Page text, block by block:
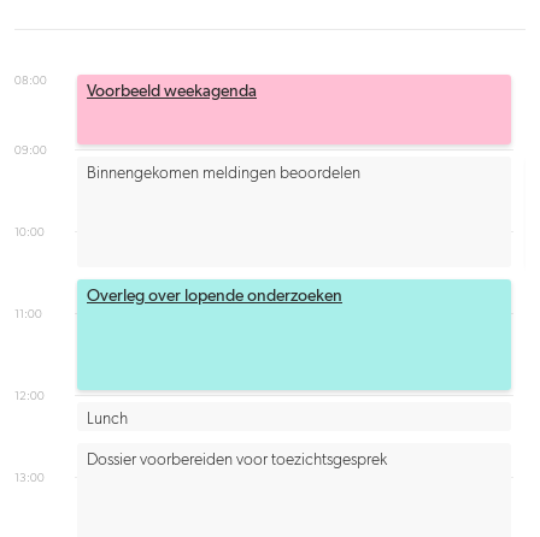
08:00
09:00
10:00
11:00
12:00
13:00
Voorbeeld weekagenda
Binnengekomen meldingen beoordelen
Overleg over lopende onderzoeken
Lunch
Dossier voorbereiden voor toezichtsgesprek